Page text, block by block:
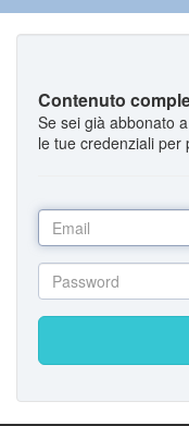
Contenuto
Se sei già abbonato
le tue credenziali per